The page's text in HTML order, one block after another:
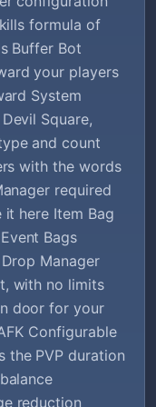
formula of
Buffer Bot
your players
System
Square,
and count
with the words
required
here Item Bag
Bags
Manager
with no limits
door for your
Configurable
the PVP duration
reduction